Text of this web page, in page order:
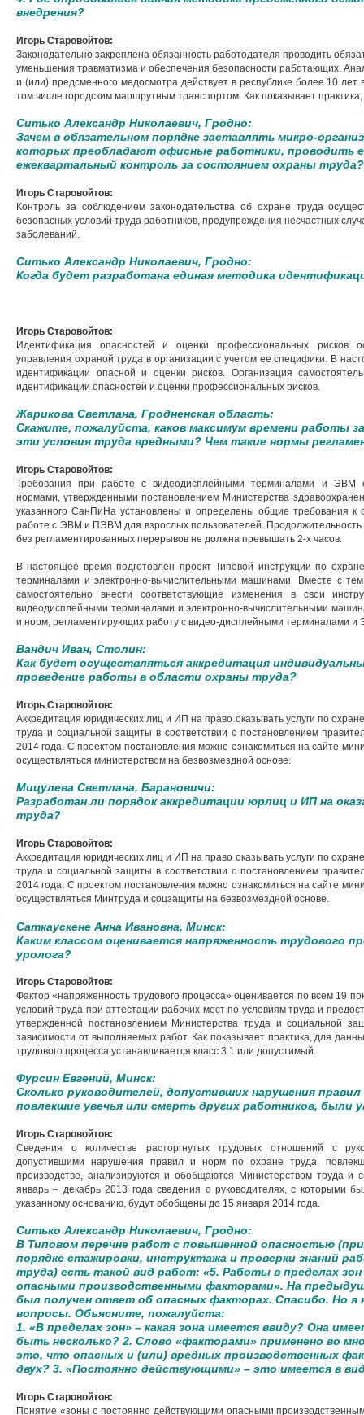
внедрения?
Игорь Старовойтов:
Законодательно закреплена обязанность работодателя проводить
уменьшения травматизма и обеспечения безопасности работающих.
и (или) предсменного медосмотра действует в республике более 10 лет
том числе городским маршрутным транспортом. Как показывает
Ситько Александр Николаевич, Гродно:
Зачем в обязательном порядке заставлять микро-
которых преобладают офисные работники, проводить
ежеквартальный контроль за состоянием охраны труда?
Игорь Старовойтов:
Контроль за соблюдением законодательства об охране труда
безопасных условий труда работников, предупреждения несчастных
заболеваний.
Ситько Александр Николаевич, Гродно:
Когда будет разработана единая методика
Игорь Старовойтов:
Идентификация опасностей и оценки профессиональных рисков
управления охраной труда в организации с учетом ее специфики. В
идентификации опасной и оценки рисков. Организация
идентификации опасностей и оценки профессиональных рисков.
Жарикова Светлана, Гродненская область:
Скажите, пожалуйста, каков максимум времени работы
эти условия труда вредными? Чем такие нормы
Игорь Старовойтов:
Требования при работе с видеодисплейными терминалами и ЭВМ
нормами, утвержденными постановлением Министерства
указанного СанПиНа установлены и определены общие требования к
работе с ЭВМ и ПЭВМ для взрослых пользователей.
без регламентированных перерывов не должна превышать 2-х часов.
В настоящее время подготовлен проект Типовой инструкции по
терминалами и электронно-вычислительными машинами. Вместе с
самостоятельно внести соответствующие изменения в свои
видеодисплейными терминалами и электронно-вычислительными
и норм, регламентирующих работу с видео-дисплейными терминалами и
Вандич Иван, Столин:
Как будет осуществляться аккредитация
проведение работы в области охраны труда?
Игорь Старовойтов:
Аккредитация юридических лиц и ИП на право оказывать услуги по
труда и социальной защиты в соответствии с постановлением
2014 года. С проектом постановления можно ознакомиться на сайте
осуществляться министерством на безвозмездной основе.
Мицулева Светлана, Барановичи:
Разработан ли порядок аккредитации юрлиц и ИП на
труда?
Игорь Старовойтов:
Аккредитация юридических лиц и ИП на право оказывать услуги по
труда и социальной защиты в соответствии с постановлением
2014 года. С проектом постановления можно ознакомиться на сайте
осуществляться Минтруда и соцзащиты на безвозмездной основе.
Саткаускене Анна Ивановна, Минск:
Каким классом оценивается напряженность трудового
уролога?
Игорь Старовойтов:
Фактор «напряженность трудового процесса» оценивается по всем 19
условий труда при аттестации рабочих мест по условиям труда и
утвержденной постановлением Министерства труда и
зависимости от выполняемых работ. Как показывает практика, для
трудового процесса устанавливается класс 3.1 или допустимый.
Фурсин Евгений, Минск:
Сколько руководителей, допустивших нарушения
повлекшие увечья или смерть других работников, были
Игорь Старовойтов:
Сведения о количестве расторгнутых трудовых отношений с
допустившими нарушения правил и норм по охране труда,
производстве, анализируются и обобщаются Министерством труда и
январь – декабрь 2013 года сведения о руководителях, с которыми
указанному основанию, будут обобщены до 15 января 2014 года.
Ситько Александр Николаевич, Гродно:
В Типовом перечне работ с повышенной опасностью
порядке стажировки, инструктажа и проверки знаний
труда) есть такой вид работ: «5. Работы в пределах
опасными производственными факторами». На
был получен ответ об опасных факторах. Спасибо. Но я
вопросы. Объясните, пожалуйста:
1. «В пределах зон» – какая зона имеется ввиду? Она
быть несколько? 2. Слово «факторами» применено во
это, что опасных и (или) вредных производственных
двух? 3. «Постоянно действующими» – это имеется в
Игорь Старовойтов:
Понятие «зоны с постоянно действующими опасными